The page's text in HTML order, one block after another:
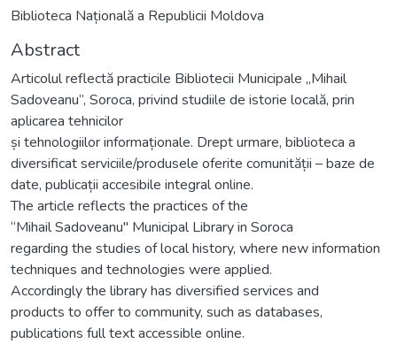
Biblioteca Națională a Republicii Moldova
Abstract
Articolul reflectă practicile Bibliotecii Municipale „Mihail
Sadoveanu”, Soroca, privind studiile de istorie locală, prin
aplicarea tehnicilor
și tehnologiilor informaționale. Drept urmare, biblioteca a
diversificat serviciile/produsele oferite comunității – baze de
date, publicații accesibile integral online.
The article reflects the practices of the
“Mihail Sadoveanu" Municipal Library in Soroca
regarding the studies of local history, where new information
techniques and technologies were applied.
Accordingly the library has diversified services and
products to offer to community, such as databases,
publications full text accessible online.